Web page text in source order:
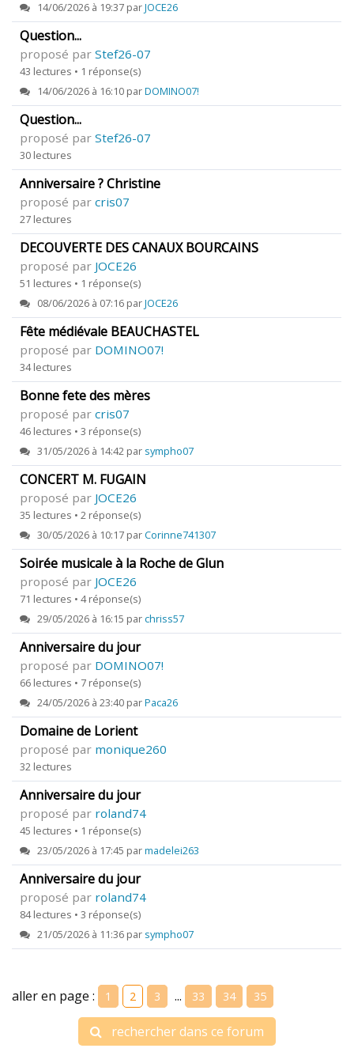
14/06/2026 à 19:37 parJOCE26
Question...
proposé par Stef26-07
43 lectures • 1 réponse(s)
14/06/2026 à 16:10 parDOMINO07!
Question...
proposé par Stef26-07
30 lectures
Anniversaire ? Christine
proposé par cris07
27 lectures
DECOUVERTE DES CANAUX BOURCAINS
proposé par JOCE26
51 lectures • 1 réponse(s)
08/06/2026 à 07:16 parJOCE26
Fête médiévale BEAUCHASTEL
proposé par DOMINO07!
34 lectures
Bonne fete des mères
proposé par cris07
46 lectures • 3 réponse(s)
31/05/2026 à 14:42 par sympho07
CONCERT M. FUGAIN
proposé par JOCE26
35 lectures • 2 réponse(s)
30/05/2026 à 10:17 parCorinne741307
Soirée musicale à la Roche de Glun
proposé par JOCE26
71 lectures • 4 réponse(s)
29/05/2026 à 16:15 parchriss57
Anniversaire du jour
proposé par DOMINO07!
66 lectures • 7 réponse(s)
24/05/2026 à 23:40 parPaca26
Domaine de Lorient
proposé par monique260
32 lectures
Anniversaire du jour
proposé par roland74
45 lectures • 1 réponse(s)
23/05/2026 à 17:45 parmadelei263
Anniversaire du jour
proposé par roland74
84 lectures • 3 réponse(s)
21/05/2026 à 11:36 par sympho07
aller en page : 1 2 3 ... 33 34 35
rechercher dans ce forum